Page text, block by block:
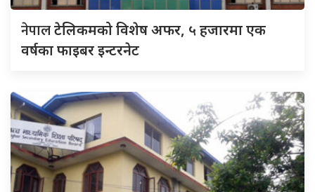
नेपालटेलिकमको विशेष अफर, ५ हजारमा एक
वर्षका फाइबर इन्टरनेट